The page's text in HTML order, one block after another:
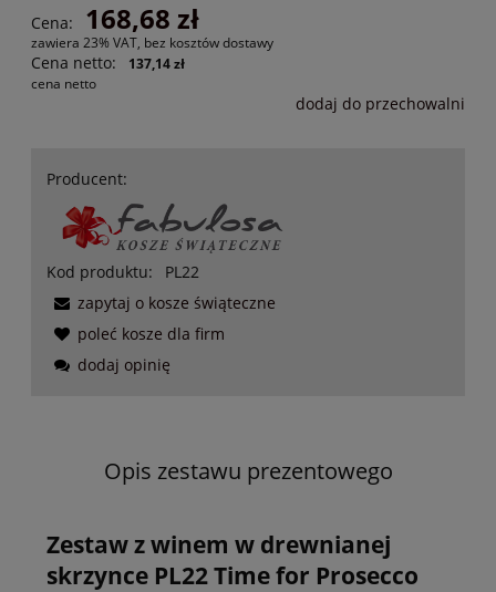
Cena: 168,68 zł
zawiera 23% VAT, bez kosztów dostawy
Cena netto:
137,14 zł
cena netto
dodaj do przechowalni
Producent:
Kod produktu:
PL22
zapytaj o kosze świąteczne
poleć kosze dla firm
dodaj opinię
Opis zestawu prezentowego
Zestaw z winem w drewnianej
skrzynce PL22 Time for Prosecco